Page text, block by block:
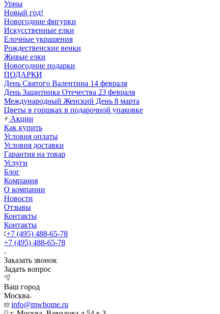
Урны
Новый год!
Новогодние фигурки
Искусственные елки
Елочные украшения
Рождественские венки
Живые елки
Новогодние подарки
ПОДАРКИ
День Святого Валентина 14 февраля
День Защитника Отечества 23 февраля
Международный Женский День 8 марта
Цветы в горшках в подарочной упаковке
Акции
Как купить
Условия оплаты
Условия доставки
Гарантия на товар
Услуги
Блог
Компания
О компании
Новости
Отзывы
Контакты
Контакты
+7 (495) 488-65-78
+7 (495) 488-65-78
Заказать звонок
Задать вопрос
Ваш город
Москва
info@mwhome.ru